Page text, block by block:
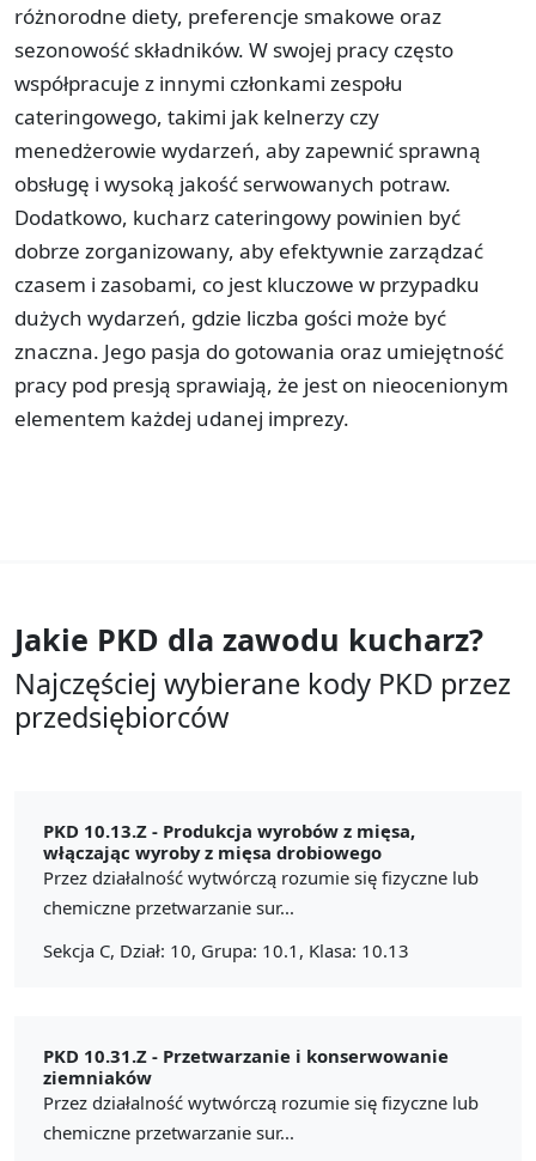
różnorodne diety, preferencje smakowe oraz
sezonowość składników. W swojej pracy często
współpracuje z innymi członkami zespołu
cateringowego, takimi jak kelnerzy czy
menedżerowie wydarzeń, aby zapewnić sprawną
obsługę i wysoką jakość serwowanych potraw.
Dodatkowo, kucharz cateringowy powinien być
dobrze zorganizowany, aby efektywnie zarządzać
czasem i zasobami, co jest kluczowe w przypadku
dużych wydarzeń, gdzie liczba gości może być
znaczna. Jego pasja do gotowania oraz umiejętność
pracy pod presją sprawiają, że jest on nieocenionym
elementem każdej udanej imprezy.
Jakie PKD dla zawodu kucharz?
Najczęściej wybierane kody PKD przez
przedsiębiorców
PKD 10.13.Z - Produkcja wyrobów z mięsa,
włączając wyroby z mięsa drobiowego
Przez działalność wytwórczą rozumie się fizyczne lub
chemiczne przetwarzanie sur...
Sekcja C, Dział: 10, Grupa: 10.1, Klasa: 10.13
PKD 10.31.Z - Przetwarzanie i konserwowanie
ziemniaków
Przez działalność wytwórczą rozumie się fizyczne lub
chemiczne przetwarzanie sur...